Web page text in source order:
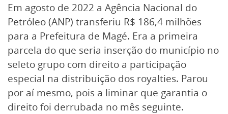
Em agosto de 2022 a Agência Nacional do
Petróleo (ANP) transferiu R$ 186,4 milhões
para a Prefeitura de Magé. Era a primeira
parcela do que seria inserção do município no
seleto grupo com direito a participação
especial na distribuição dos royalties. Parou
por aí mesmo, pois a liminar que garantia o
direito foi derrubada no mês seguinte.